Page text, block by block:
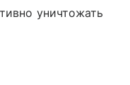
уничтожать